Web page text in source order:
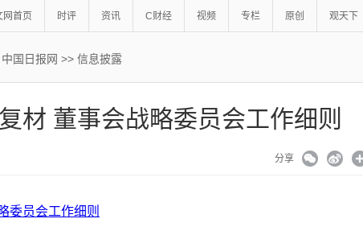
网首页 时评 资讯 C财经 视频 专栏 原创 观天下
中国日报网 >> 信息披露
材 董事会战略委员会工作细则
分享
委员会工作细则